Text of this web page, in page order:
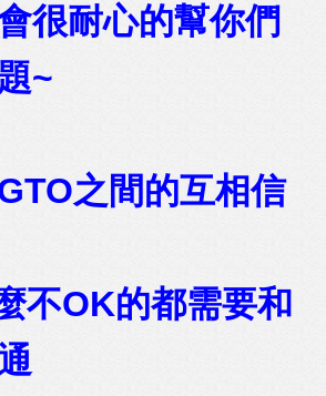
很耐心的幫你們
~
之間的互相信
不OK的都需要和